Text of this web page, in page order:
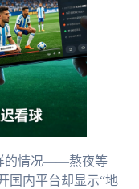
的情况——熬夜等
国内平台却显示“地